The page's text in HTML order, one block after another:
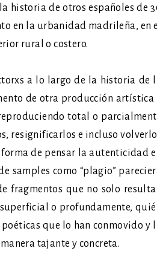
historia de otros españoles de
en la urbanidad madrileña, en
rural o costero.
a lo largo de la historia de
de otra producción artística
total o
resignificarlos e incluso
de pensar la autenticidad
samples como “plagio”
fragmentos que no solo
o profundamente,
poéticas que lo han conmovido y
tajante y concreta.